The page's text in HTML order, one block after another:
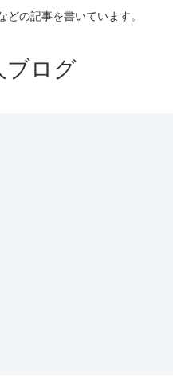
どの記事を書いています。
ブログ